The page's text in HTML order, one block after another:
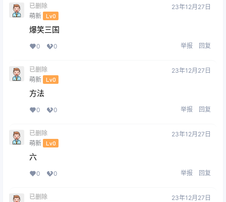
已删除
萌新 Lv0
23年12月27日
爆笑三国
0 0 举报 回复
已删除
萌新 Lv0
23年12月27日
方法
0 0 举报 回复
已删除
萌新 Lv0
23年12月27日
六
0 0 举报 回复
已删除
23年12月27日